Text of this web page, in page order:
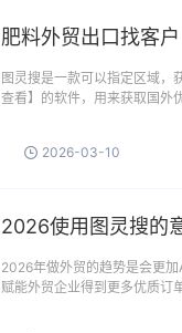
肥料外贸出口找客户
图灵搜是一款可以指定区域，
查看】的软件，用来获取国外
2026-03-10
2026使用图灵搜的
2026年做外贸的趋势是会更加
赋能外贸企业得到更多优质订